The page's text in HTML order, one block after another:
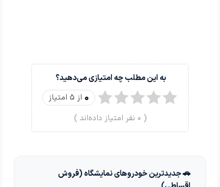
به این مطلب چه امتیازی می‌دهید؟
0 از 5 امتیاز
(
0 نفر امتیاز داده‌اند )
🚗 جدیدترین خودروهای نمایشگاه (فروش